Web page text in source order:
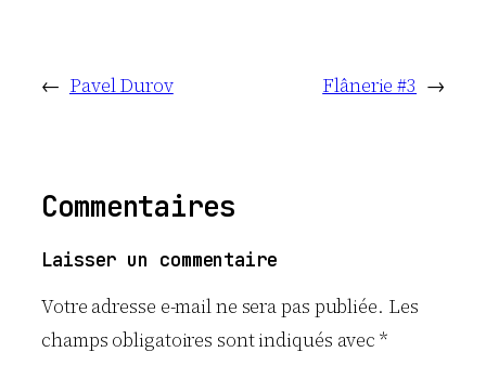
← Pavel Durov Flânerie #3 →
Commentaires
Laisser un commentaire
Votre adresse e-mail ne sera pas publiée. Les
champs obligatoires sont indiqués avec*